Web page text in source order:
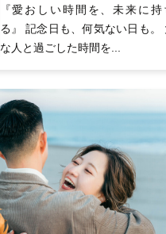
『愛おしい時間を、未来に持
る』 記念日も、何気ない日も。
な人と過ごした時間を...